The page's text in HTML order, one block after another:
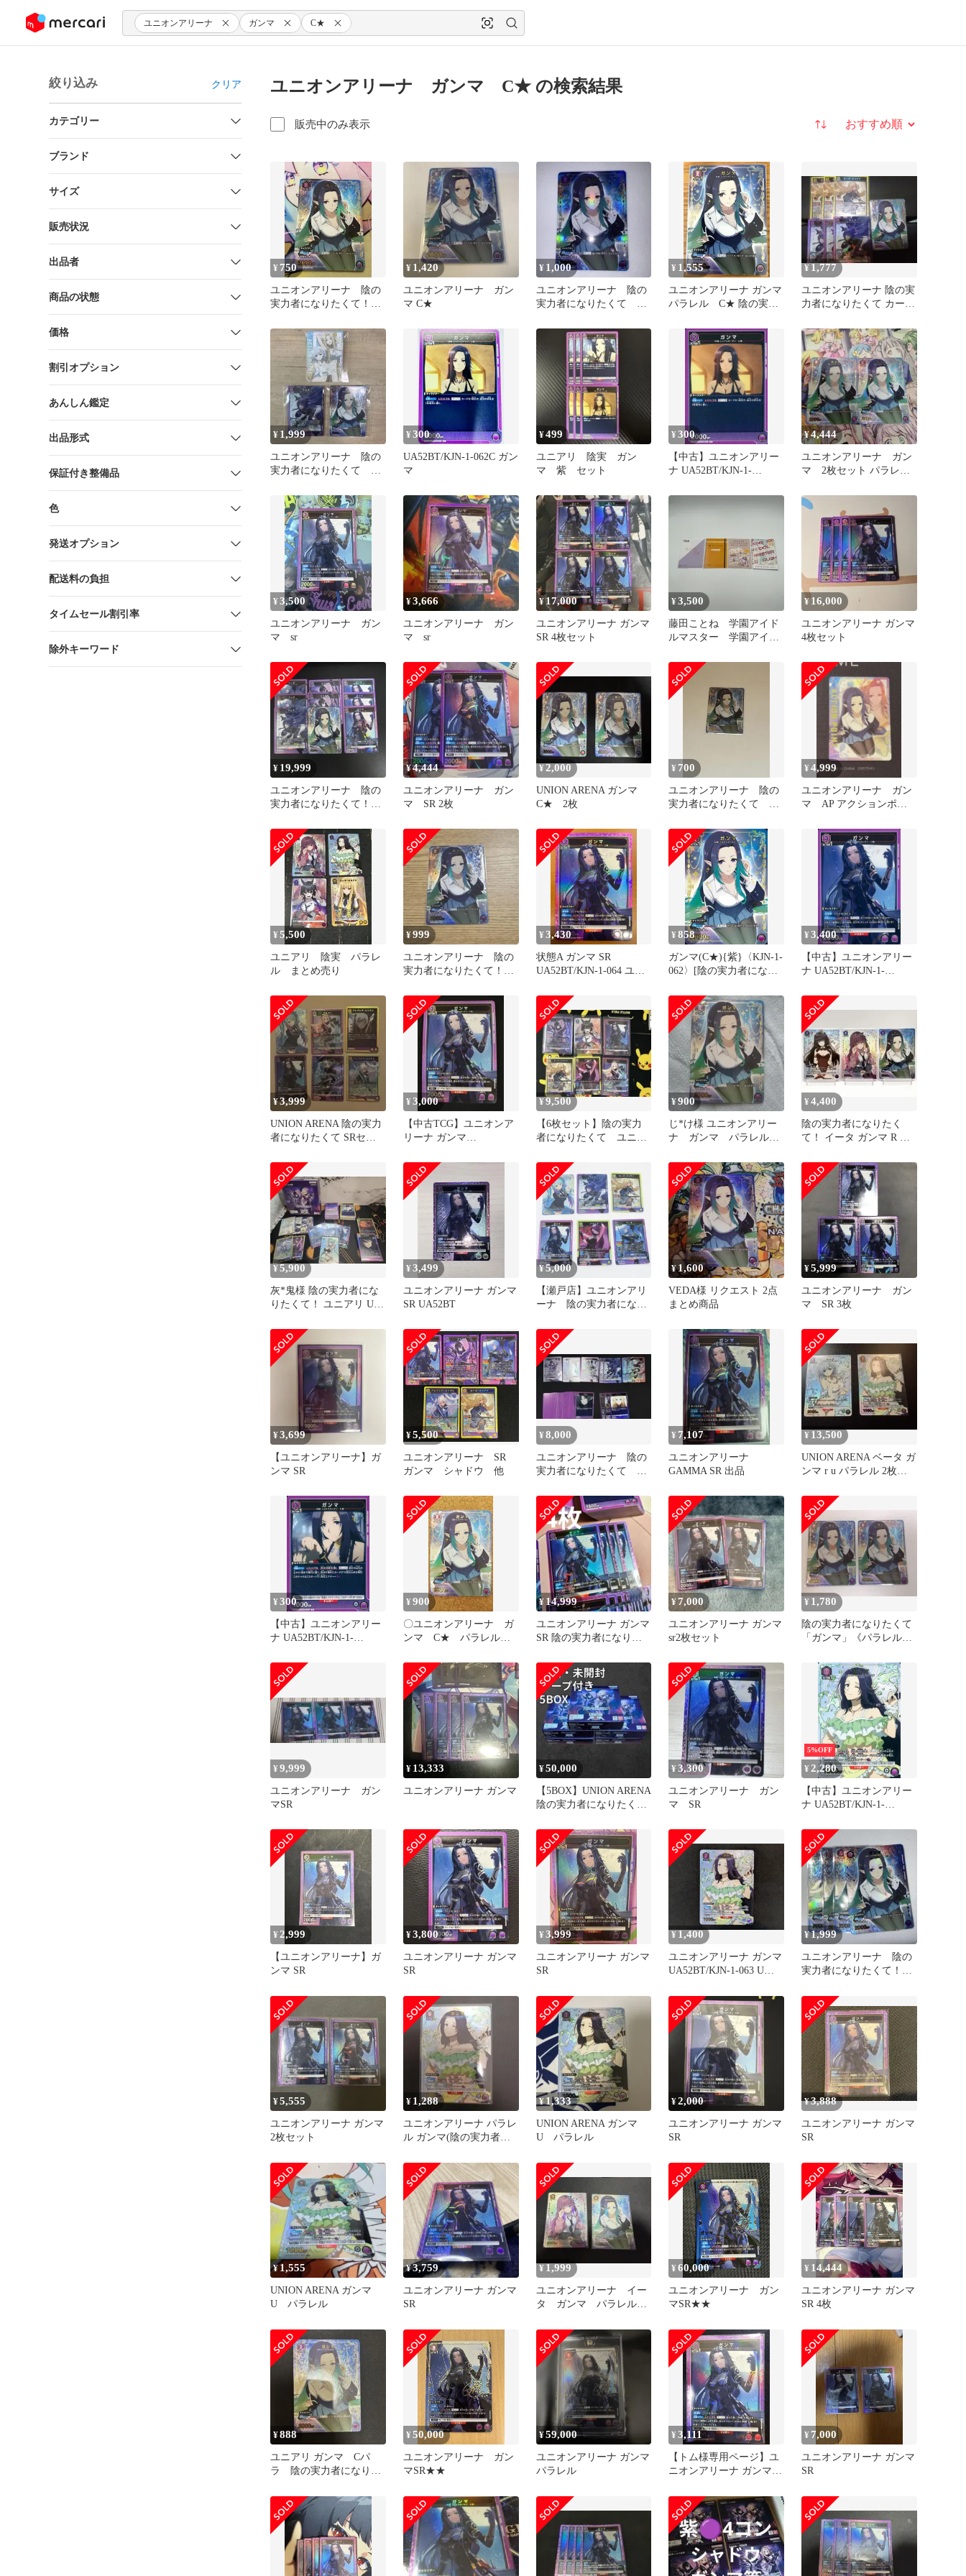
ツにスキップ ユニオンアリーナ ガンマ C★
絞り込み クリア
カテゴリー
ブランド
サイズ
販売状況
出品者
商品の状態
価格
割引オプション
あんしん鑑定
出品形式
保証付き整備品
色
発送オプション
配送料の負担
タイムセール割引率
除外キーワード
ユニオンアリーナ ガンマ C★ の検索結果
販売中のみ表示 並び替え
¥ 750
ユニオンアリーナ 陰の
実力者になりたくて！
¥ 1,420
ユニオンアリーナ ガン
マ C★
¥ 1,000
ユニオンアリーナ 陰の
実力者になりたくて ガ
¥ 1,555
ユニオンアリーナ ガンマ
パラレル C★ 陰の実力
¥ 1,777
ユニオンアリーナ 陰の実
力者になりたくて カード
ンマ
¥ 1,999
ユニオンアリーナ 陰の
実力者になりたくて SR
¥300
UA52BT/KJN-1-062C ガン
マ
¥499
ユニアリ 陰実 ガン
マ 紫 セット
¥300
【中古】ユニオンアリー
ナ UA52BT/KJN-1-
¥4,444
ユニオンアリーナ ガン
マ 2枚セット パラレ
なりたくて！
¥3,500
ユニオンアリーナ ガン
マ sr
¥3,666
ユニオンアリーナ ガン
マ sr
¥17,000
ユニオンアリーナ ガンマ
SR 4枚セット
¥3,500
藤田ことね 学園アイド
ルマスター 学園アイド
特装版特典計4点
id:10hγ
¥16,000
ユニオンアリーナ ガンマ
4枚セット
¥ 19,999
ユニオンアリーナ 陰の
実力者になりたくて！
¥4,444
ユニオンアリーナ ガン
マ SR 2枚
¥ 2,000
UNION ARENA ガンマ
C★ 2枚
¥ 700
ユニオンアリーナ 陰の
実力者になりたくて ガ
¥4,999
ユニオンアリーナ ガン
マ AP アクションポイ
¥5,500
ユニアリ 陰実 パラレ
ル まとめ売り
¥999
ユニオンアリーナ 陰の
実力者になりたくて！
¥3,430
状態A ガンマ SR
UA52BT/KJN-1-064 ユニ
になりたくて！
¥858
ガンマ(C★){紫}〈KJN-1-
062〉[陰の実力者になり
ニアリ
¥3,400
【中古】ユニオンアリー
ナ UA52BT/KJN-1-
¥3,999
UNION ARENA 陰の実力
者になりたくて SRセッ
¥3,000
【中古TCG】ユニオンア
リーナ ガンマ
キズあり【50-61】
¥9,500
【6枚セット】陰の実力
者になりたくて ユニオ
枚
¥900
じ*け様 ユニオンアリー
ナ ガンマ パラレル
たくて！
¥4,400
陰の実力者になりたく
て！ イータ ガンマ R U C
¥5,900
灰*鬼様 陰の実力者にな
りたくて！ ユニアリ U☆
¥3,499
ユニオンアリーナ ガンマ
SR UA52BT
¥5,000
【瀬戸店】ユニオンアリ
ーナ 陰の実力者になり
1974】
¥1,600
VEDA様 リクエスト 2点
まとめ商品
¥5,999
ユニオンアリーナ ガン
マ SR 3枚
¥3,699
【ユニオンアリーナ】ガ
ンマ SR
¥5,500
ユニオンアリーナ SR
ガンマ シャドウ 他
¥8,000
ユニオンアリーナ 陰の
実力者になりたくて SR
¥ 7,107
ユニオンアリーナ
GAMMA SR 出品
¥ 13,500
UNION ARENA ベータ ガ
ンマ r u パラレル 2枚セ
¥300
【中古】ユニオンアリー
ナ UA52BT/KJN-1-
¥900
〇ユニオンアリーナ ガ
ンマ C★ パラレル
¥ 14,999
ユニオンアリーナ ガンマ
SR 陰の実力者になりた
¥7,000
ユニオンアリーナ ガンマ
sr2枚セット
¥ 1,780
陰の実力者になりたくて
「ガンマ」《パラレル》
ット 紫
¥9,999
ユニオンアリーナ ガン
マSR
¥ 13,333
ユニオンアリーナ ガンマ
¥50,000
【5BOX】UNION ARENA
陰の実力者になりたく
¥3,300
ユニオンアリーナ ガン
マ SR
5%OFF
¥ 2,280
【中古】ユニオンアリー
ナ UA52BT/KJN-1-
¥2,999
【ユニオンアリーナ】ガ
ンマ SR
¥3,800
ユニオンアリーナ ガンマ
SR
¥3,999
ユニオンアリーナ ガンマ
SR
¥ 1,400
ユニオンアリーナ ガンマ
UA52BT/KJN-1-063 U★
¥1,999
ユニオンアリーナ 陰の
実力者になりたくて！
¥5,555
ユニオンアリーナ ガンマ
2枚セット
¥ 1,288
ユニオンアリーナ パラレ
ル ガンマ(陰の実力者に
¥1,333
UNION ARENA ガンマ
U パラレル
¥2,000
ユニオンアリーナ ガンマ
SR
¥3,888
ユニオンアリーナ ガンマ
SR
¥1,555
UNION ARENA ガンマ
U パラレル
¥3,759
ユニオンアリーナ ガンマ
SR
¥ 1,999
ユニオンアリーナ イー
タ ガンマ パラレル
りたくて！
¥60,000
ユニオンアリーナ ガン
マSR★★
¥ 14,444
ユニオンアリーナ ガンマ
SR 4枚
¥888
ユニアリ ガンマ Cパ
ラ 陰の実力者になりた
¥50,000
ユニオンアリーナ ガン
マSR★★
¥59,000
ユニオンアリーナ ガンマ
パラレル
¥3,111
【トム様専用ページ】ユ
ニオンアリーナ ガンマ
¥ 7,000
ユニオンアリーナ ガンマ
SR